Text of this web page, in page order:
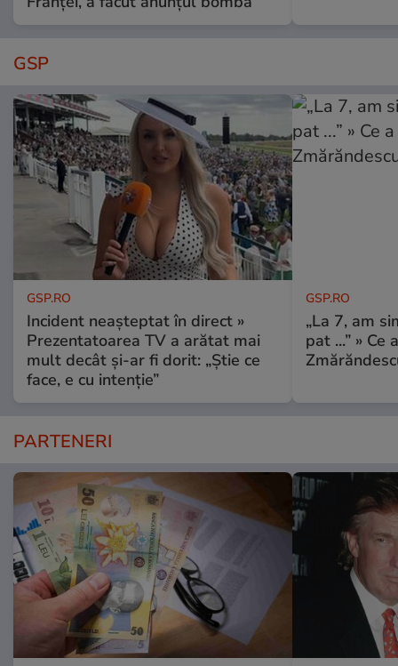
GSP
GSP.RO
Incident neașteptat în direct »
Prezentatoarea TV a arătat mai
mult decât și-ar fi dorit: „Știe ce
face, e cu intenție”
GSP.RO
„La 7, am
pat ...” »
PARTENERI